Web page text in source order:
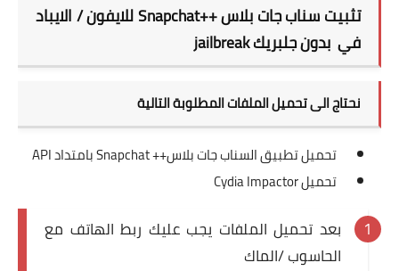
تثبيت سناب جات بلاس ++Snapchat للايفون / الايباد
في بدون جلبريك jailbreak
نحتاج الى تحميل الملفات المطلوبة التالية
تحميل تطبيق السناب جات بلاس++ Snapchat بامتداد API
تحميل Cydia Impactor
بعد تحميل الملفات يجب عليك ربط الهاتف مع
الحاسوب /الماك